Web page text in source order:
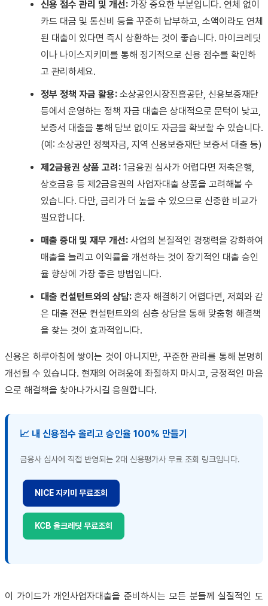
신용 점수 관리 및 개선: 가장 중요한 부분입니다. 연체 없이
카드 대금 및 통신비 등을 꾸준히 납부하고, 소액이라도 연체
된 대출이 있다면 즉시 상환하는 것이 좋습니다. 마이크레딧
이나 나이스지키미를 통해 정기적으로 신용 점수를 확인하
고 관리하세요.
정부 정책 자금 활용: 소상공인시장진흥공단, 신용보증재단
등에서 운영하는 정책 자금 대출은 상대적으로 문턱이 낮고,
보증서 대출을 통해 담보 없이도 자금을 확보할 수 있습니다.
(예: 소상공인 정책자금, 지역 신용보증재단 보증서 대출 등)
제2금융권 상품 고려: 1금융권 심사가 어렵다면 저축은행,
상호금융 등 제2금융권의 사업자대출 상품을 고려해볼 수
있습니다. 다만, 금리가 더 높을 수 있으므로 신중한 비교가
필요합니다.
매출 증대 및 재무 개선: 사업의 본질적인 경쟁력을 강화하여
매출을 늘리고 이익률을 개선하는 것이 장기적인 대출 승인
율 향상에 가장 좋은 방법입니다.
대출 컨설턴트와의 상담: 혼자 해결하기 어렵다면, 저희와 같
은 대출 전문 컨설턴트와의 심층 상담을 통해 맞춤형 해결책
을 찾는 것이 효과적입니다.
신용은 하루아침에 쌓이는 것이 아니지만, 꾸준한 관리를 통해 분명히
개선될 수 있습니다. 현재의 어려움에 좌절하지 마시고, 긍정적인 마음
으로 해결책을 찾아나가시길 응원합니다.
📈 내 신용점수 올리고 승인율 100% 만들기
금융사 심사에 직접 반영되는 2대 신용평가사 무료 조회 링크입니다.
NICE 지키미 무료조회
KCB 올크레딧 무료조회
이 가이드가 개인사업자대출을 준비하시는 모든 분들께 실질적인 도